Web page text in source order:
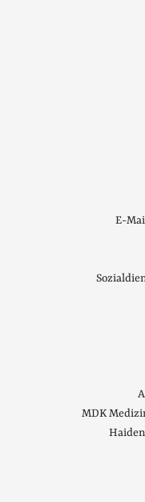
E-
MDK